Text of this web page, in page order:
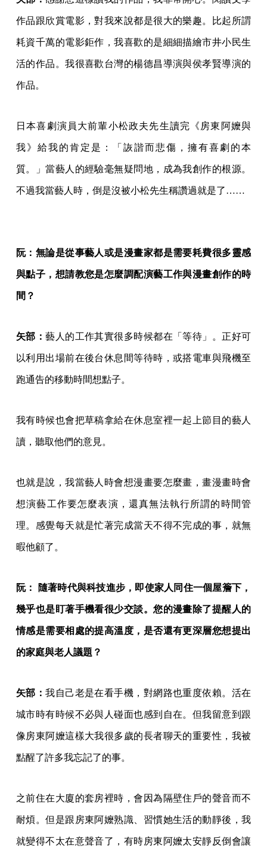
作品跟欣賞電影，對我來說都是很大的樂趣。比起所謂
耗資千萬的電影鉅作，我喜歡的是細細描繪市井小民生
活的作品。我很喜歡台灣的楊德昌導演與侯孝賢導演的
作品。
日本喜劇演員大前輩小松政夫先生讀完《房東阿嬤與
我》給我的肯定是：「詼諧而悲傷，擁有喜劇的本
質。」當藝人的經驗毫無疑問地，成為我創作的根源。
不過我當藝人時，倒是沒被小松先生稱讚過就是了……
阮：無論是從事藝人或是漫畫家都是需要耗費很多靈感
與點子，想請教您是怎麼調配演藝工作與漫畫創作的時
間？
矢部：藝人的工作其實很多時候都在「等待」。正好可
以利用出場前在後台休息間等待時，或搭電車與飛機至
跑通告的移動時間想點子。
我有時候也會把草稿拿給在休息室裡一起上節目的藝人
讀，聽取他們的意見。
也就是說，我當藝人時會想漫畫要怎麼畫，畫漫畫時會
想演藝工作要怎麼表演，還真無法執行所謂的時間管
理。感覺每天就是忙著完成當天不得不完成的事，就無
暇他顧了。
​阮： 隨著時代與科技進步，即使家人同住一個屋簷下，
幾乎也是盯著手機看很少交談。您的漫畫除了提醒人的
情感是需要相處的提高溫度，是否還有更深層您想提出
的家庭與老人議題？
矢部：我自己老是在看手機，對網路也重度依賴。活在
城市時有時候不必與人碰面也感到自在。但我留意到跟
像房東阿嬤這樣大我很多歲的長者聊天的重要性，我被
點醒了許多我忘記了的事。
之前住在大廈的套房裡時，會因為隔壁住戶的聲音而不
耐煩。但是跟房東阿嬤熟識、習慣她生活的動靜後，我
就變得不太在意聲音了，有時房東阿嬤太安靜反倒會讓